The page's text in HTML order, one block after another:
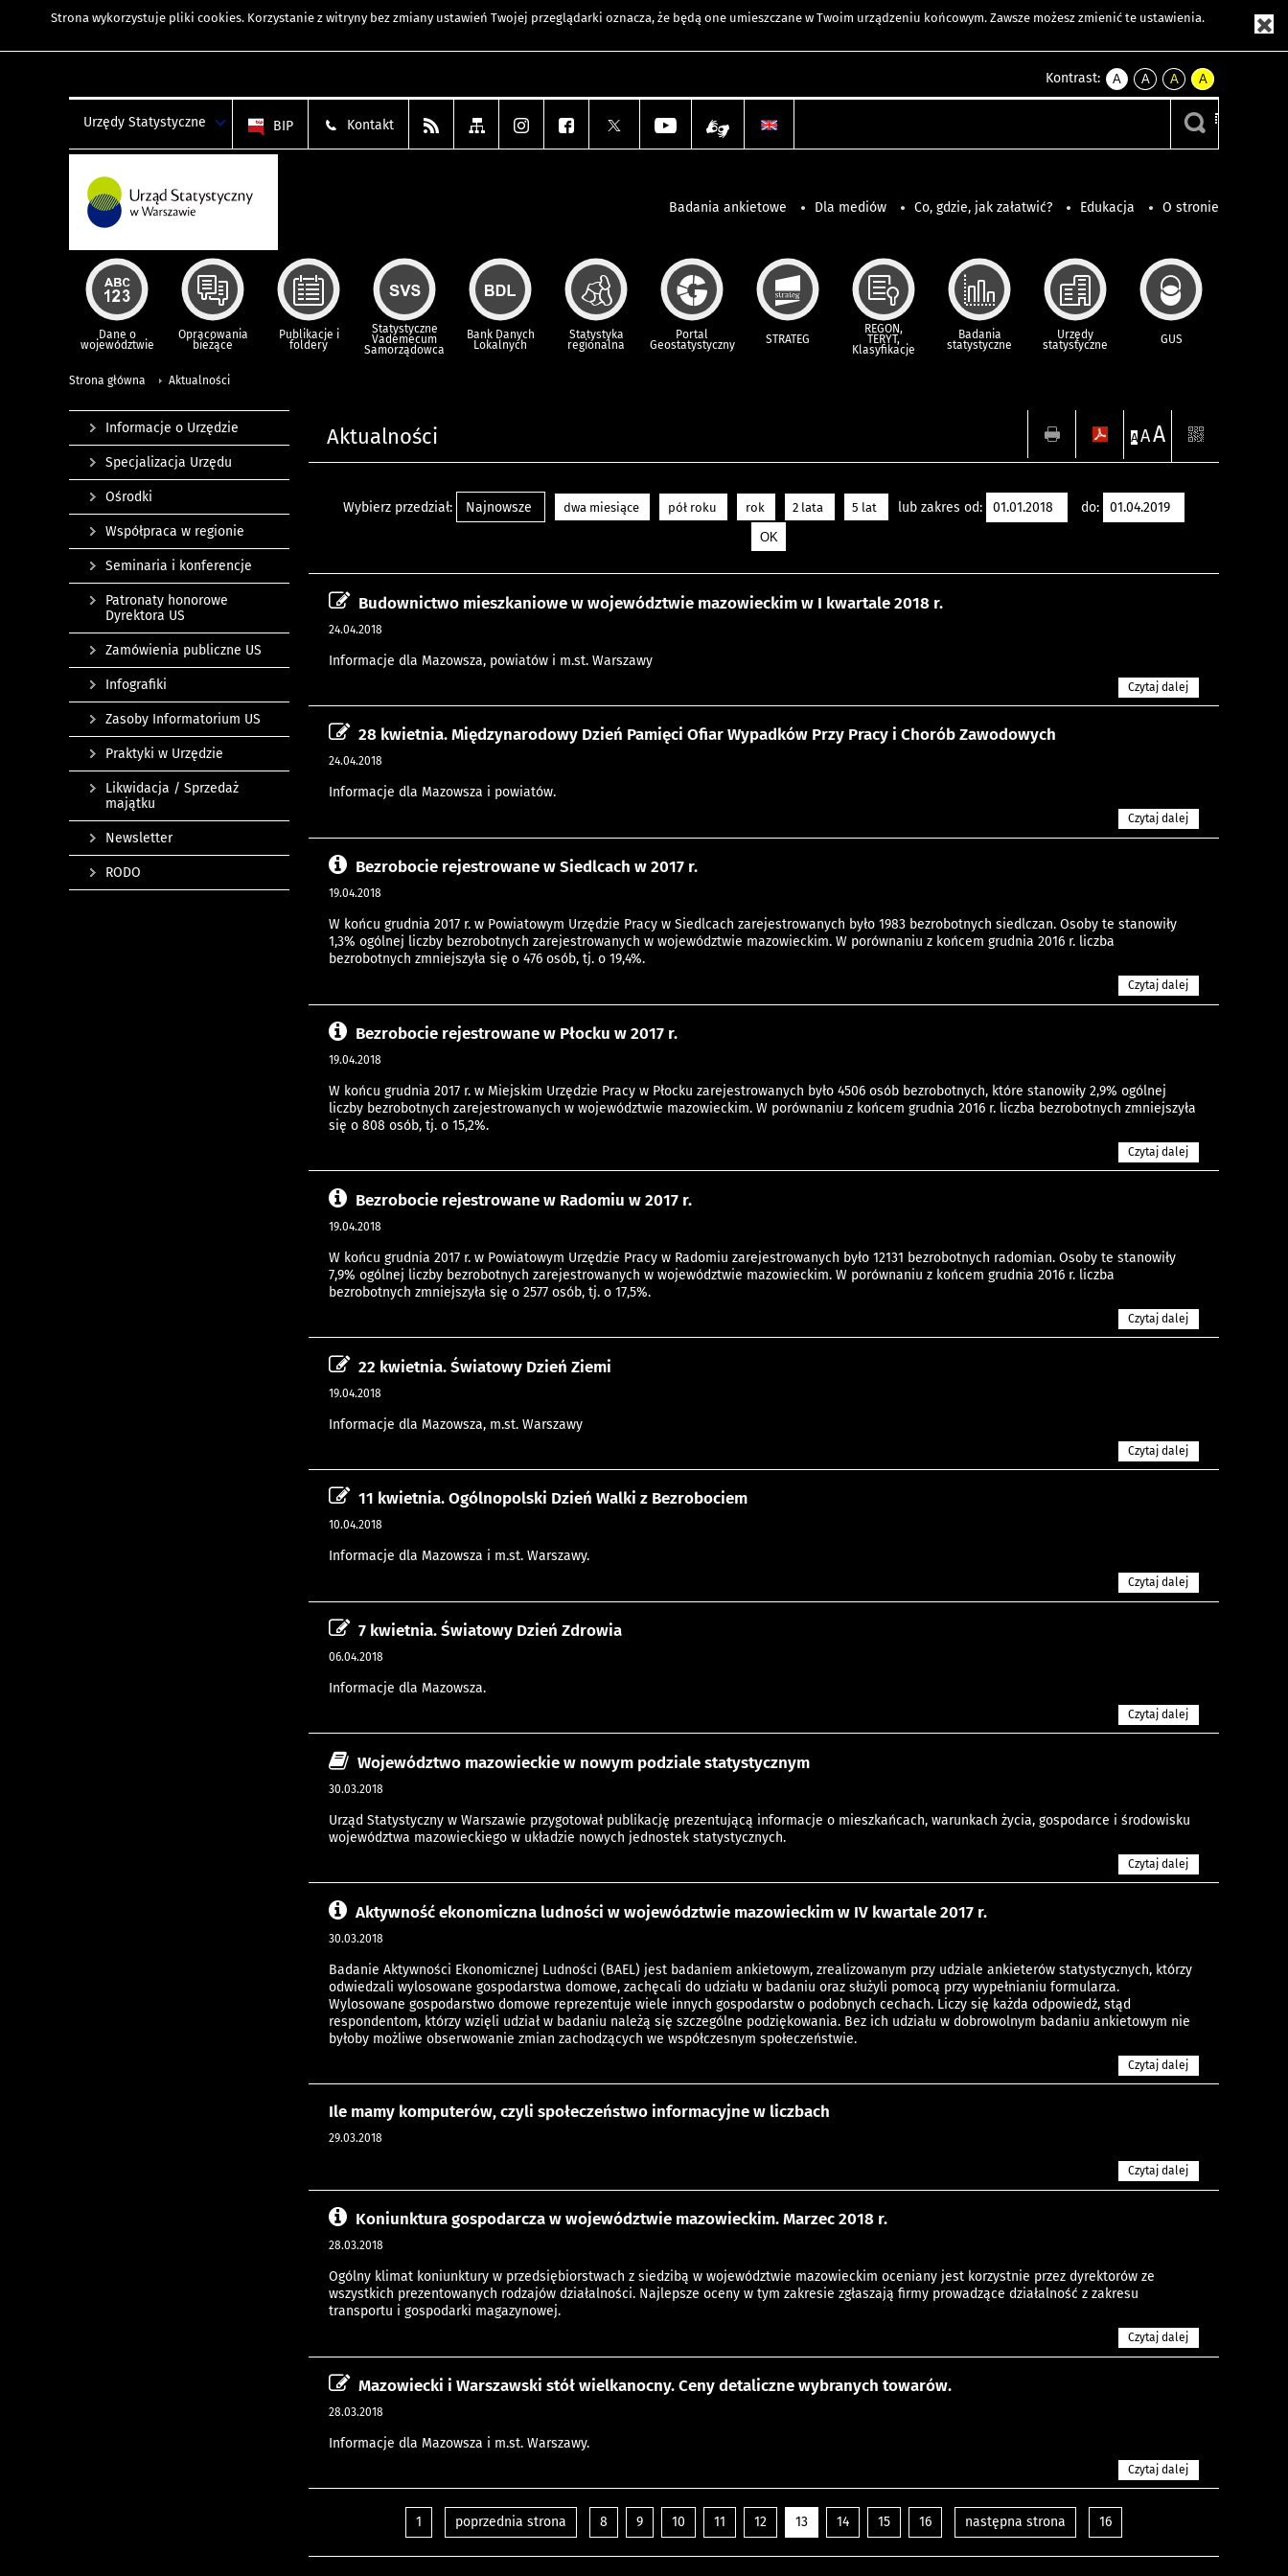
Strona wykorzystuje pliki cookies. Korzystanie z witryny bez zmiany ustawień Twojej przeglądarki oznacza, że będą one umieszczane w Twoim urządzeniu końcowym. Zawsze możesz zmienić te ustawienia.
Kontrast:
A
kontrast
A
kontrast
czarnym
A
kontrast
żółty
tekst
czarnym
A
kontrast
czarny
tekst
żółtym
Urzędy Statystyczne BIP Kontakt
Badania ankietowe Dla mediów Co, gdzie, jak załatwić? Edukacja O stronie
Dane o
województwie
Opracowania
bieżące
Publikacje i
foldery
Statystyczne
Vademecum
Samorządowca
Bank Danych
Lokalnych
Statystyka
regionalna
Portal
Geostatystyczny STRATEG
REGON,
TERYT,
Klasyfikacje
Badania
statystyczne
Urzędy
statystyczne GUS
Strona główna Aktualności
Aktualności A AA
Wybierz przedział: Najnowsze dwa miesiące pół roku rok 2 lata 5 lat lub zakres od: do:
Budownictwo mieszkaniowe w województwie mazowieckim w I kwartale 2018 r.
24.04.2018
Informacje dla Mazowsza, powiatów i m.st. Warszawy
Czytaj dalej
28 kwietnia. Międzynarodowy Dzień Pamięci Ofiar Wypadków Przy Pracy i Chorób Zawodowych
24.04.2018
Informacje dla Mazowsza i powiatów.
Czytaj dalej
Bezrobocie rejestrowane w Siedlcach w 2017 r.
19.04.2018
W końcu grudnia 2017 r. w Powiatowym Urzędzie Pracy w Siedlcach zarejestrowanych było 1983 bezrobotnych siedlczan. Osoby te stanowiły
1,3% ogólnej liczby bezrobotnych zarejestrowanych w województwie mazowieckim. W porównaniu z końcem grudnia 2016 r. liczba
bezrobotnych zmniejszyła się o 476 osób, tj. o 19,4%.
Czytaj dalej
Bezrobocie rejestrowane w Płocku w 2017 r.
19.04.2018
W końcu grudnia 2017 r. w Miejskim Urzędzie Pracy w Płocku zarejestrowanych było 4506 osób bezrobotnych, które stanowiły 2,9% ogólnej
liczby bezrobotnych zarejestrowanych w województwie mazowieckim. W porównaniu z końcem grudnia 2016 r. liczba bezrobotnych zmniejszyła
się o 808 osób, tj. o 15,2%.
Czytaj dalej
Bezrobocie rejestrowane w Radomiu w 2017 r.
19.04.2018
W końcu grudnia 2017 r. w Powiatowym Urzędzie Pracy w Radomiu zarejestrowanych było 12131 bezrobotnych radomian. Osoby te stanowiły
7,9% ogólnej liczby bezrobotnych zarejestrowanych w województwie mazowieckim. W porównaniu z końcem grudnia 2016 r. liczba
bezrobotnych zmniejszyła się o 2577 osób, tj. o 17,5%.
Czytaj dalej
22 kwietnia. Światowy Dzień Ziemi
19.04.2018
Informacje dla Mazowsza, m.st. Warszawy
Czytaj dalej
11 kwietnia. Ogólnopolski Dzień Walki z Bezrobociem
10.04.2018
Informacje dla Mazowsza i m.st. Warszawy.
Czytaj dalej
7 kwietnia. Światowy Dzień Zdrowia
06.04.2018
Informacje dla Mazowsza.
Czytaj dalej
Województwo mazowieckie w nowym podziale statystycznym
30.03.2018
Urząd Statystyczny w Warszawie przygotował publikację prezentującą informacje o mieszkańcach, warunkach życia, gospodarce i środowisku
województwa mazowieckiego w układzie nowych jednostek statystycznych.
Czytaj dalej
Aktywność ekonomiczna ludności w województwie mazowieckim w IV kwartale 2017 r.
30.03.2018
Badanie Aktywności Ekonomicznej Ludności (BAEL) jest badaniem ankietowym, zrealizowanym przy udziale ankieterów statystycznych, którzy
odwiedzali wylosowane gospodarstwa domowe, zachęcali do udziału w badaniu oraz służyli pomocą przy wypełnianiu formularza.
Wylosowane gospodarstwo domowe reprezentuje wiele innych gospodarstw o podobnych cechach. Liczy się każda odpowiedź, stąd
respondentom, którzy wzięli udział w badaniu należą się szczególne podziękowania. Bez ich udziału w dobrowolnym badaniu ankietowym nie
byłoby możliwe obserwowanie zmian zachodzących we współczesnym społeczeństwie.
Czytaj dalej
Ile mamy komputerów, czyli społeczeństwo informacyjne w liczbach
29.03.2018
Czytaj dalej
Koniunktura gospodarcza w województwie mazowieckim. Marzec 2018 r.
28.03.2018
Ogólny klimat koniunktury w przedsiębiorstwach z siedzibą w województwie mazowieckim oceniany jest korzystnie przez dyrektorów ze
wszystkich prezentowanych rodzajów działalności. Najlepsze oceny w tym zakresie zgłaszają firmy prowadzące działalność z zakresu
transportu i gospodarki magazynowej.
Czytaj dalej
Mazowiecki i Warszawski stół wielkanocny. Ceny detaliczne wybranych towarów.
28.03.2018
Informacje dla Mazowsza i m.st. Warszawy.
Czytaj dalej
1 poprzednia strona 8 9 10 11 12 13 14 15 16 następna strona 16
Informacje o Urzędzie
Specjalizacja Urzędu
Ośrodki
Współpraca w regionie
Seminaria i konferencje
Patronaty honorowe
Dyrektora US
Zamówienia publiczne US
Infografiki
Zasoby Informatorium US
Praktyki w Urzędzie
Likwidacja / Sprzedaż
majątku
Newsletter
RODO